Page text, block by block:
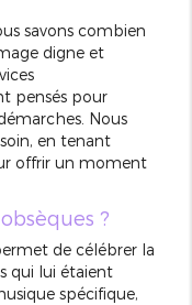
savons combien
digne et
pensés pour
Nous
en tenant
offrir un moment
?
de célébrer la
qui lui étaient
spécifique,